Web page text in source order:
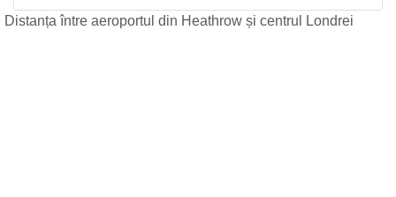
Distanța între aeroportul din Heathrow și centrul Londrei